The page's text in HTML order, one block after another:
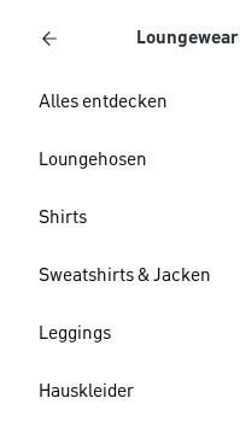
Loungewear
Alles entdecken
Loungehosen
Shirts
Sweatshirts & Jacken
Leggings
Hauskleider